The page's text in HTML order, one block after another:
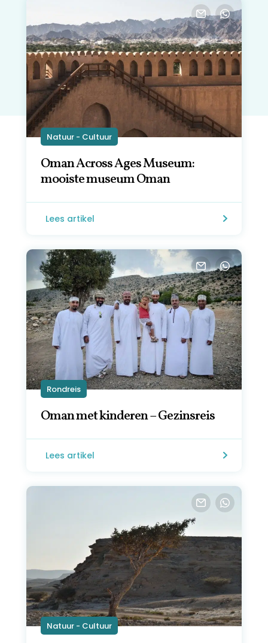
Natuur - Cultuur
Oman Across Ages Museum:
mooiste museum Oman
Lees artikel
Rondreis
Oman met kinderen – Gezinsreis
Lees artikel
Natuur - Cultuur